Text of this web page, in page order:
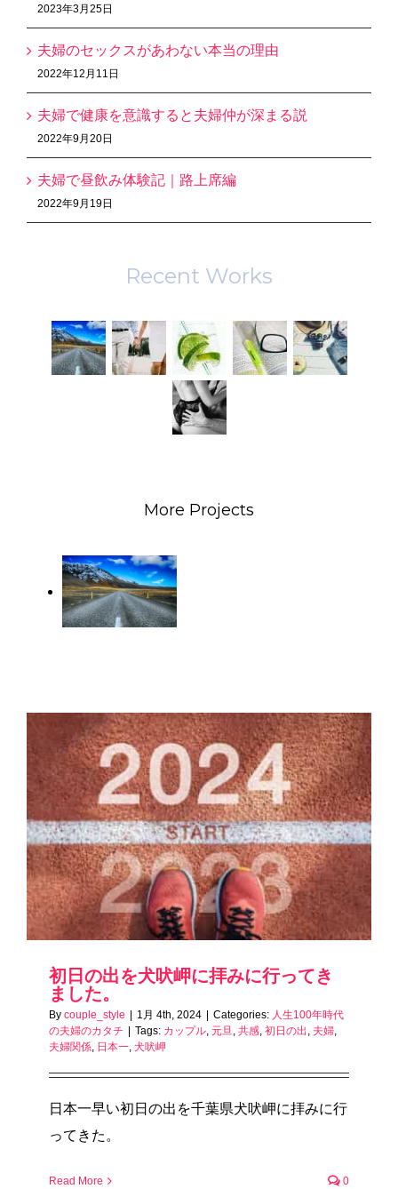
2023年3月25日
夫婦のセックスがあわない本当の理由
2022年12月11日
夫婦で健康を意識すると夫婦仲が深まる説
2022年9月20日
夫婦で昼飲み体験記｜路上席編
2022年9月19日
Recent Works
More Projects
Self
enlightenment
Charging
time
Write a
book
初日の出を犬吠岬に拝みに行ってき
ました。
By couple_style 1月 4th, 2024 Categories: 人生100年時代
の夫婦のカタチ
Tags: カップル, 元旦, 共感, 初日の出 , 夫婦,
夫婦関係, 日本一, 犬吠岬
日本一早い初日の出を千葉県犬吠岬に拝みに行
ってきた。
Read More 0